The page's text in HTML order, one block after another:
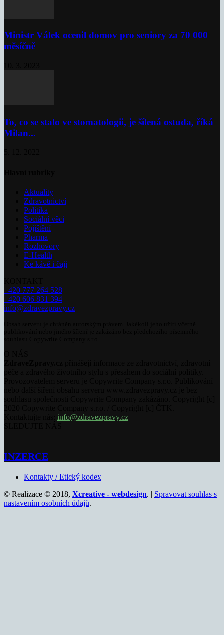
Ministr Válek ocenil domov pro seniory za 70 000
měsíčně
To, co se stalo ve stomatologii, je šílená ostuda, říká
Milan...
Aktuality
Zdravotnictví
Politika
Sociální věci
Pojištění
Pharma
Rozhovory
E-Health
Ke kávě i čaji
+420 777 264 528
+420 606 831 394
info@zdravezpravy.cz
info@zdravezpravy.cz
INZERCE
Kontakty / Etický kodex
© Realizace © 2018, Xcreative - webdesign. | Spravovat souhlas s
nastavením osobních údajů.